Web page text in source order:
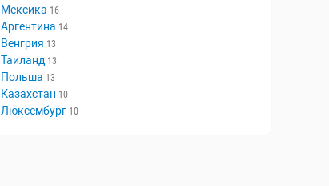
Мексика 16
Аргентина 14
Венгрия 13
Таиланд 13
Польша 13
Казахстан 10
Люксембург 10